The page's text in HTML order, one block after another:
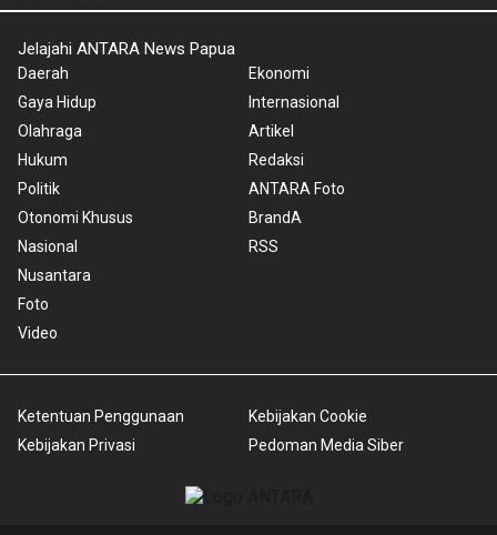
Jelajahi ANTARA News Papua
Daerah
Gaya Hidup
Olahraga
Hukum
Politik
Otonomi Khusus
Nasional
Nusantara
Foto
Video
Ekonomi
Internasional
Artikel
Redaksi
ANTARA Foto
BrandA
RSS
Ketentuan Penggunaan
Kebijakan Privasi
Kebijakan Cookie
Pedoman Media Siber